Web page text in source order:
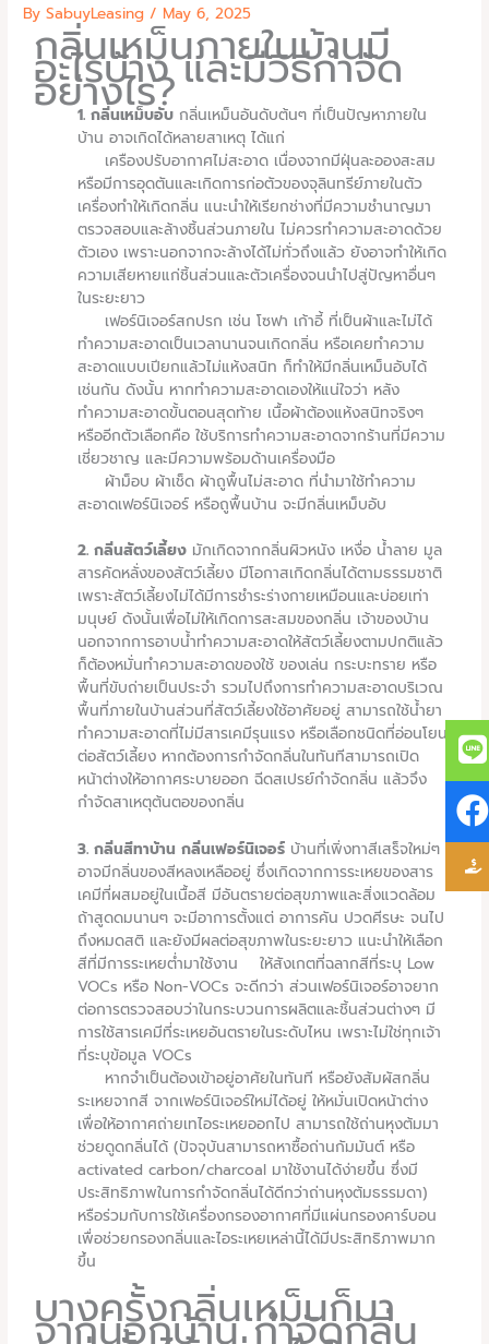
By SabuyLeasing / May 6, 2025
กลิ่นเหม็นภายในบ้านมี
อะไรบ้าง และมีวิธีกำจัด
อย่างไร?
1. กลิ่นเหม็บอับ กลิ่นเหม็นอันดับต้นๆ ที่เป็นปัญหาภายใน
บ้าน อาจเกิดได้หลายสาเหตุ ได้แก่
เครืองปรับอากาศไม่สะอาด เนื่องจากมีฝุ่นละอองสะสม
หรือมีการอุดตันและเกิดการก่อตัวของจุลินทรีย์ภายในตัว
เครื่องทำให้เกิดกลิ่น แนะนำให้เรียกช่างที่มีความชำนาญมา
ตรวจสอบและล้างชิ้นส่วนภายใน ไม่ควรทำความสะอาดด้วย
ตัวเอง เพราะนอกจากจะล้างได้ไม่ทั่วถึงแล้ว ยังอาจทำให้เกิด
ความเสียหายแก่ชิ้นส่วนและตัวเครื่องจนนำไปสู่ปัญหาอื่นๆ
ในระยะยาว
เฟอร์นิเจอร์สกปรก เช่น โซฟา เก้าอี้ ที่เป็นผ้าและไม่ได้
ทำความสะอาดเป็นเวลานานจนเกิดกลิ่น หรือเคยทำความ
สะอาดแบบเปียกแล้วไม่แห้งสนิท ก็ทำให้มีกลิ่นเหม็นอับได้
เช่นกัน ดังนั้น หากทำความสะอาดเองให้แน่ใจว่า หลัง
ทำความสะอาดขั้นตอนสุดท้าย เนื้อผ้าต้องแห้งสนิทจริงๆ
หรืออีกตัวเลือกคือ ใช้บริการทำความสะอาดจากร้านที่มีความ
เชี่ยวชาญ และมีความพร้อมด้านเครื่องมือ
ผ้าม็อบ ผ้าเช็ด ผ้าถูพื้นไม่สะอาด ที่นำมาใช้ทำความ
สะอาดเฟอร์นิเจอร์ หรือถูพื้นบ้าน จะมีกลิ่นเหม็บอับ
2. กลิ่นสัตว์เลี้ยง มักเกิดจากกลิ่นผิวหนัง เหงื่อ น้ำลาย มูล
สารคัดหลั่งของสัตว์เลี้ยง มีโอกาสเกิดกลิ่นได้ตามธรรมชาติ
เพราะสัตว์เลี้ยงไม่ได้มีการชำระร่างกายเหมือนและบ่อยเท่า
มนุษย์ ดังนั้นเพื่อไม่ให้เกิดการสะสมของกลิ่น เจ้าของบ้าน
นอกจากการอาบน้ำทำความสะอาดให้สัตว์เลี้ยงตามปกติแล้ว
ก็ต้องหมั่นทำความสะอาดของใช้ ของเล่น กระบะทราย หรือ
พื้นที่ขับถ่ายเป็นประจำ รวมไปถึงการทำความสะอาดบริเวณ
พื้นที่ภายในบ้านส่วนที่สัตว์เลี้ยงใช้อาศัยอยู่ สามารถใช้น้ำยา
ทำความสะอาดที่ไม่มีสารเคมีรุนแรง หรือเลือกชนิดที่อ่อนโยน
ต่อสัตว์เลี้ยง หากต้องการกำจัดกลิ่นในทันทีสามารถเปิด
หน้าต่างให้อากาศระบายออก ฉีดสเปรย์กำจัดกลิ่น แล้วจึง
กำจัดสาเหตุต้นตอของกลิ่น
3. กลิ่นสีทาบ้าน กลิ่นเฟอร์นิเจอร์ บ้านที่เพิ่งทาสีเสร็จใหม่ๆ
อาจมีกลิ่นของสีหลงเหลืออยู่ ซึ่งเกิดจากการระเหยของสาร
เคมีที่ผสมอยู่ในเนื้อสี มีอันตรายต่อสุขภาพและสิ่งแวดล้อม
ถ้าสูดดมนานๆ จะมีอาการตั้งแต่ อาการคัน ปวดศีรษะ จนไป
ถึงหมดสติ และยังมีผลต่อสุขภาพในระยะยาว แนะนำให้เลือก
สีที่มีการระเหยต่ำมาใช้งาน ให้สังเกตที่ฉลากสีที่ระบุ Low
VOCs หรือ Non-VOCs จะดีกว่า ส่วนเฟอร์นิเจอร์อาจยาก
ต่อการตรวจสอบว่าในกระบวนการผลิตและชิ้นส่วนต่างๆ มี
การใช้สารเคมีที่ระเหยอันตรายในระดับไหน เพราะไม่ใช่ทุกเจ้า
ที่ระบุข้อมูล VOCs
หากจำเป็นต้องเข้าอยู่อาศัยในทันที หรือยังสัมผัสกลิ่น
ระเหยจากสี จากเฟอร์นิเจอร์ใหม่ได้อยู่ ให้หมั่นเปิดหน้าต่าง
เพื่อให้อากาศถ่ายเทไอระเหยออกไป สามารถใช้ถ่านหุงต้มมา
ช่วยดูดกลิ่นได้ (ปัจจุบันสามารถหาซื้อถ่านกัมมันต์ หรือ
activated carbon/charcoal มาใช้งานได้ง่ายขึ้น ซึ่งมี
ประสิทธิภาพในการกำจัดกลิ่นได้ดีกว่าถ่านหุงต้มธรรมดา)
หรือร่วมกับการใช้เครื่องกรองอากาศที่มีแผ่นกรองคาร์บอน
เพื่อช่วยกรองกลิ่นและไอระเหยเหล่านี้ได้มีประสิทธิภาพมาก
ขึ้น
บางครั้งกลิ่นเหม็นก็มา
จากนอกบ้าน กำจัดกลิ่น